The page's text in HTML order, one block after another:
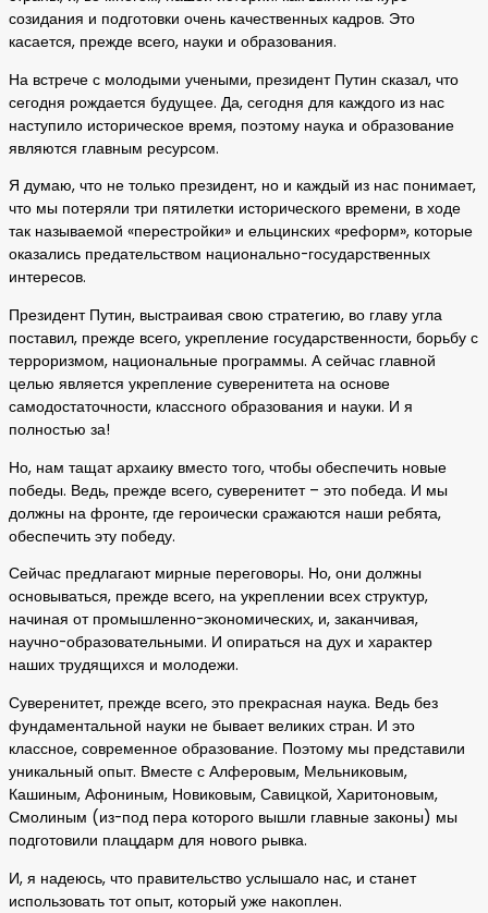
созидания и подготовки очень качественных кадров. Это
касается, прежде всего, науки и образования.
На встрече с молодыми учеными, президент Путин сказал, что
сегодня рождается будущее. Да, сегодня для каждого из нас
наступило историческое время, поэтому наука и образование
являются главным ресурсом.
Я думаю, что не только президент, но и каждый из нас понимает,
что мы потеряли три пятилетки исторического времени, в ходе
так называемой «перестройки» и ельцинских «реформ», которые
оказались предательством национально-государственных
интересов.
Президент Путин, выстраивая свою стратегию, во главу угла
поставил, прежде всего, укрепление государственности, борьбу с
терроризмом, национальные программы. А сейчас главной
целью является укрепление суверенитета на основе
самодостаточности, классного образования и науки. И я
полностью за!
Но, нам тащат архаику вместо того, чтобы обеспечить новые
победы. Ведь, прежде всего, суверенитет – это победа. И мы
должны на фронте, где героически сражаются наши ребята,
обеспечить эту победу.
Сейчас предлагают мирные переговоры. Но, они должны
основываться, прежде всего, на укреплении всех структур,
начиная от промышленно-экономических, и, заканчивая,
научно-образовательными. И опираться на дух и характер
наших трудящихся и молодежи.
Суверенитет, прежде всего, это прекрасная наука. Ведь без
фундаментальной науки не бывает великих стран. И это
классное, современное образование. Поэтому мы представили
уникальный опыт. Вместе с Алферовым, Мельниковым,
Кашиным, Афониным, Новиковым, Савицкой, Харитоновым,
Смолиным (из-под пера которого вышли главные законы) мы
подготовили плацдарм для нового рывка.
И, я надеюсь, что правительство услышало нас, и станет
использовать тот опыт, который уже накоплен.